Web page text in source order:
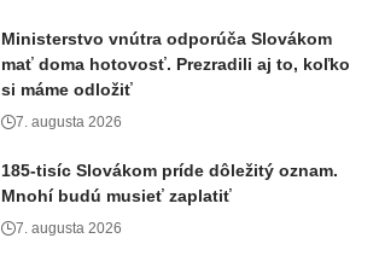
Ministerstvo vnútra odporúča Slovákom
mať doma hotovosť. Prezradili aj to, koľko
si máme odložiť
7. augusta 2026
185-tisíc Slovákom príde dôležitý oznam.
Mnohí budú musieť zaplatiť
7. augusta 2026